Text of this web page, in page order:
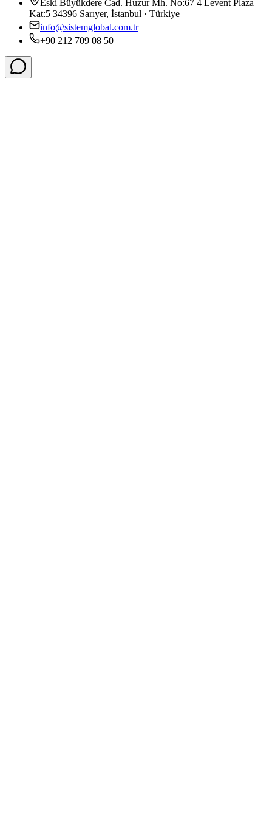
Eski Büyükdere Cad. Huzur Mh. No:67 4 Levent Plaza
Kat:5 34396 Sarıyer, İstanbul · Türkiye
info@sistemglobal.com.tr
+90 212 709 08 50